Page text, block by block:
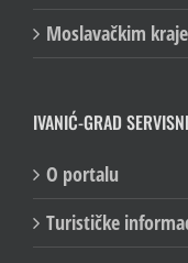
Moslavačkim
IVANIĆ-GRAD
O portalu
Turističke